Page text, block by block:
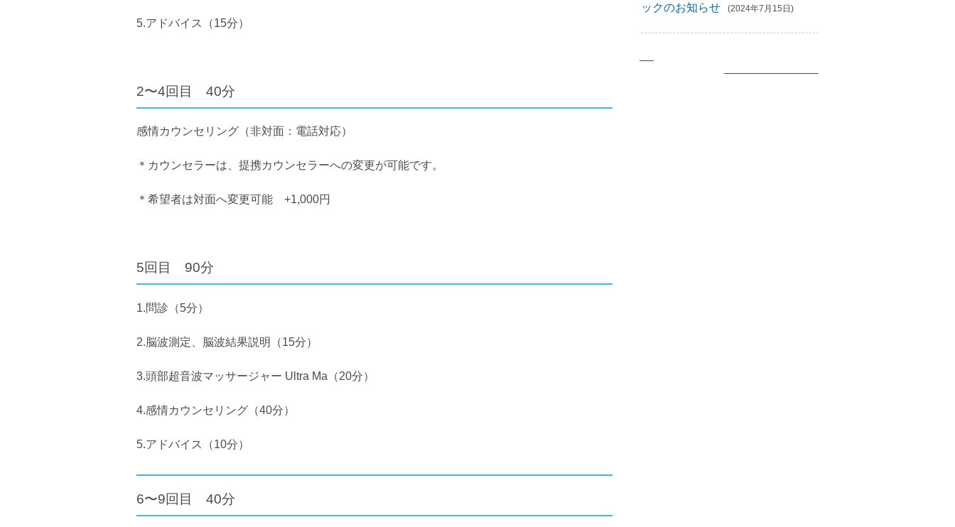
5.アドバイス（15分）
2〜4回目 40分
感情カウンセリング（非対面：電話対応）
＊カウンセラーは、提携カウンセラーへの変更が可能です。
＊希望者は対面へ変更可能 +1,000円
5回目 90分
1.問診（5分）
2.脳波測定、脳波結果説明（15分）
3.頭部超音波マッサージャー Ultra Ma（20分）
4.感情カウンセリング（40分）
5.アドバイス（10分）
6〜9回目 40分
ックのお知らせ
(2024年7月15日)